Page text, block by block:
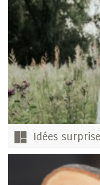
Idées